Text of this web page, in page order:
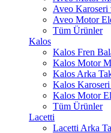
Aveo
Aveo Motor
Tüm Ürünler
Kalos
Kalos Fren
Kalos Motor
Kalos Arka
Kalos
Kalos Motor
Tüm Ürünler
Lacetti
Lacetti Arka